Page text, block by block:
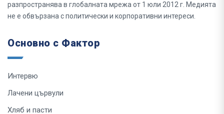
разпространява в глобалната мрежа от 1 юли 2012 г. Медията
не е обвързана с политически и корпоративни интереси.
Основно с Фактор
Интервю
Лачени цървули
Хляб и пасти